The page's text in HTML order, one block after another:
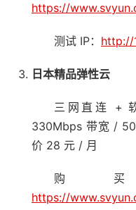
https://
测试 IP： http://
日本精品弹性云
三网直连 +
330Mbps 带宽 /
价 28 元 / 月
购
https://